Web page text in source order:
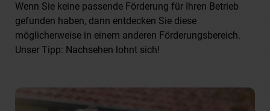
Wenn Sie keine passende Förderung für Ihren Betrieb
gefunden haben, dann entdecken Sie diese
möglicherweise in einem anderen Förderungsbereich.
Unser Tipp: Nachsehen lohnt sich!